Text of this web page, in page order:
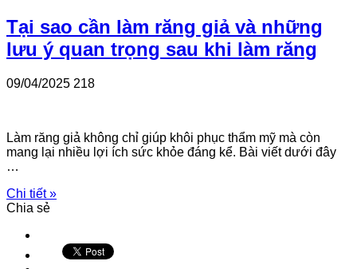
Tại sao cần làm răng giả và những
lưu ý quan trọng sau khi làm răng
09/04/2025 218
Làm răng giả không chỉ giúp khôi phục thẩm mỹ mà còn
mang lại nhiều lợi ích sức khỏe đáng kể. Bài viết dưới đây
…
Chi tiết »
Chia sẻ